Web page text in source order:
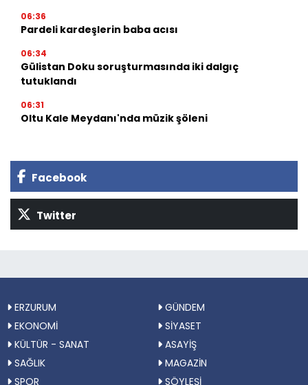
06:36
Pardeli kardeşlerin baba acısı
06:34
Gülistan Doku soruşturmasında iki dalgıç
tutuklandı
06:31
Oltu Kale Meydanı'nda müzik şöleni
Facebook
Twitter
ERZURUM
GÜNDEM
EKONOMİ
SİYASET
KÜLTÜR - SANAT
ASAYİŞ
SAĞLIK
MAGAZİN
SPOR
SÖYLEŞİ